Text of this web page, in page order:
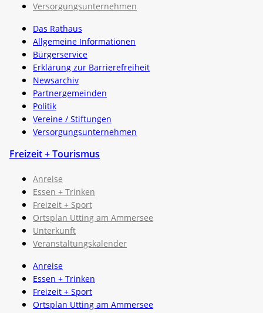
Versorgungsunternehmen
Das Rathaus
Allgemeine Informationen
Bürgerservice
Erklärung zur Barrierefreiheit
Newsarchiv
Partnergemeinden
Politik
Vereine / Stiftungen
Versorgungsunternehmen
Freizeit + Tourismus
Anreise
Essen + Trinken
Freizeit + Sport
Ortsplan Utting am Ammersee
Unterkunft
Veranstaltungskalender
Anreise
Essen + Trinken
Freizeit + Sport
Ortsplan Utting am Ammersee